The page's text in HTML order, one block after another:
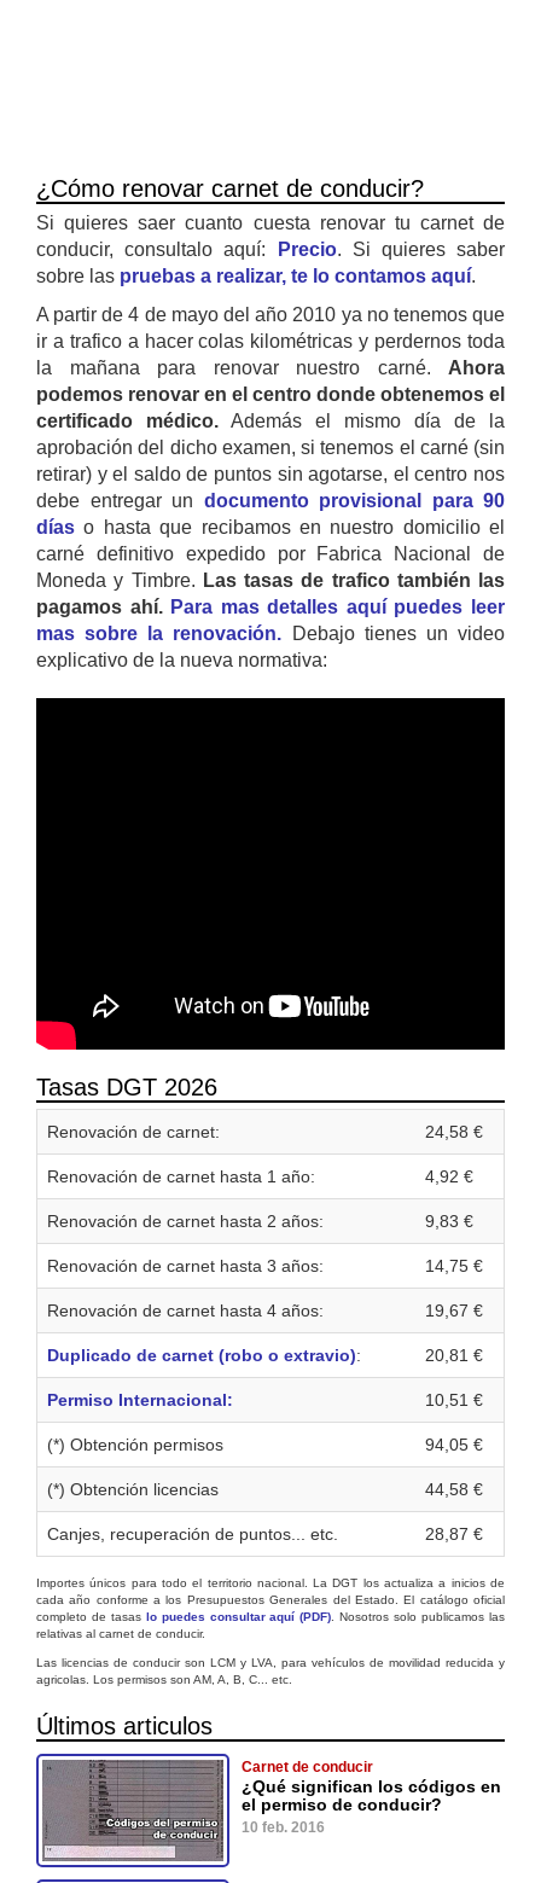
¿Cómo renovar carnet de conducir?
Si quieres saer cuanto cuesta renovar tu carnet de
conducir, consultalo aquí:
Precio. Si quieres saber
sobre las pruebas a realizar, te lo contamos aquí.
A partir de 4 de mayo del año 2010 ya no tenemos que
ir a trafico a hacer colas kilométricas y perdernos toda
la mañana para renovar nuestro carné. Ahora
podemos renovar en el centro donde obtenemos el
certificado médico. Además el mismo día de la
aprobación del dicho examen, si tenemos el carné (sin
retirar) y el saldo de puntos sin agotarse, el centro nos
debe entregar un documento provisional para 90
días o hasta que recibamos en nuestro domicilio el
carné definitivo expedido por Fabrica Nacional de
Moneda y Timbre. Las tasas de trafico también las
pagamos ahí. Para mas detalles aquí puedes leer
mas sobre la renovación. Debajo tienes un video
explicativo de la nueva normativa:
Tasas DGT 2026
Renovación de carnet: 24,58 €
Renovación de carnet hasta 1 año: 4,92 €
Renovación de carnet hasta 2 años: 9,83 €
Renovación de carnet hasta 3 años: 14,75 €
Renovación de carnet hasta 4 años: 19,67 €
Duplicado de carnet (robo o extravio): 20,81 €
Permiso Internacional: 10,51 €
(*) Obtención permisos 94,05 €
(*) Obtención licencias 44,58 €
Canjes, recuperación de puntos... etc. 28,87 €
Importes únicos para todo el territorio nacional. La DGT los actualiza a inicios de
cada año conforme a los Presupuestos Generales del Estado. El catálogo oficial
completo de tasas lo puedes consultar aquí (PDF) . Nosotros solo publicamos las
relativas al carnet de conducir.
Las licencias de conducir son LCM y LVA, para vehículos de movilidad reducida y
agricolas. Los permisos son AM, A, B, C... etc.
Últimos articulos
Carnet de conducir
¿Qué significan los códigos en
el permiso de conducir?
10 feb. 2016